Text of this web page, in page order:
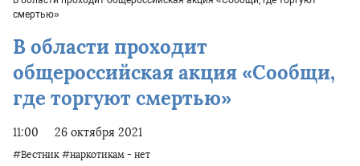
смертью»
В области проходит
общероссийская акция «Сообщи,
где торгуют смертью»
11:00 26 октября 2021
#Вестник #наркотикам - нет